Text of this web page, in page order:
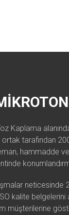
Kaplama alanında
tarafından
hammadde
neticesinde
kalite belgelerini
müşterilerine